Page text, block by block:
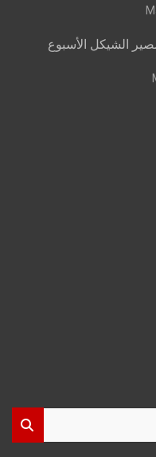
الشيكل الأسبوع